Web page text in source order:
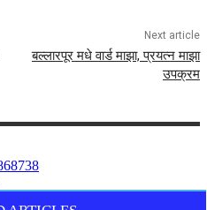
Next article
बल्लारपूर मधे वार्ड माझा, प्रयत्न माझा
उपक्रम